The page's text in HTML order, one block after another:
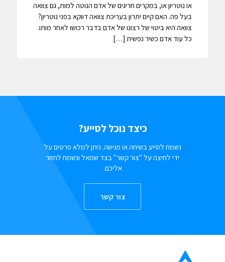
או נוטריון או, במקרים חריגים של אדם הנוטה למות, גם צוואה
בעל פה. האם קיים יתרון בעריכת צוואה דווקא בפני נוטריון?
צוואה היא ביטוי של רצונו של אדם בדבר רכושו לאחר מותו.
כל עוד אדם כשיר נפשית […]
כיצד נוכל לסייע?
נשמח לסייע בשיחה או פגישה. ניתן למלא פרטים על
ידי לחיצה על "צור קשר" בצד שמאל ונשמח לחזור
אליכם.
צור קשר